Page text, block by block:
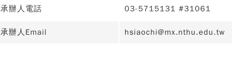
承辦人電話 03-5715131 #31061
承辦人Email hsiaochi@mx.nthu.edu.tw